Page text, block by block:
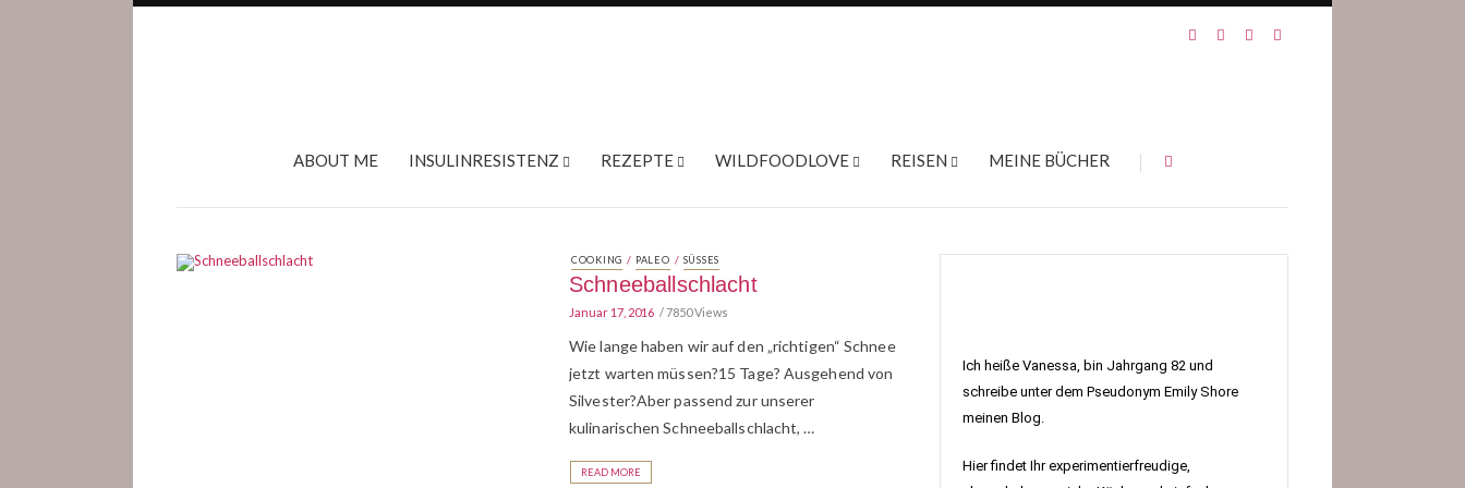
ABOUT ME INSULINRESISTENZ REZEPTE WILDFOODLOVE REISEN MEINE BÜCHER
COOKING / PALEO / SÜSSES
Schneeballschlacht
Januar 17, 2016 7850 Views
Wie lange haben wir auf den „richtigen“ Schnee
jetzt warten müssen?15 Tage? Ausgehend von
Silvester?Aber passend zur unserer
kulinarischen Schneeballschlacht, …
READ MORE
Ich heiße Vanessa, bin Jahrgang 82 und
schreibe unter dem Pseudonym Emily Shore
meinen Blog.
Hier findet Ihr experimentierfreudige,